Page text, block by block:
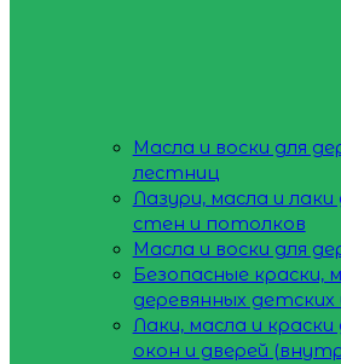
Масла и воски для
лестниц
Лазури, масла и лаки
стен и потолков
Масла и воски для
Безопасные краски,
деревянных детских
Лаки, масла и краски
окон и дверей